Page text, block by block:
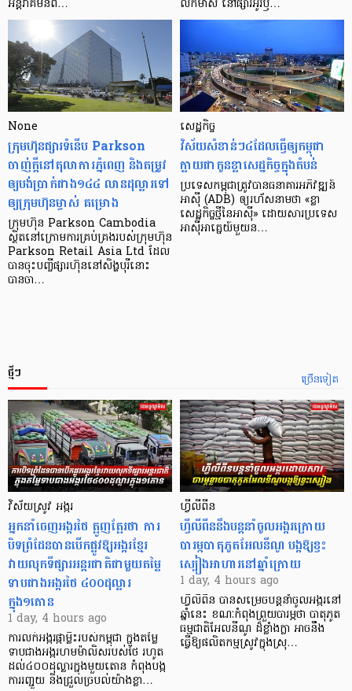
អន្តរាគមន៍​ព…
លក់​មាស នៅ​ផ្សារ​អូរ​ឫ…
None
ក្រុមហ៊ុនផ្សារទំនើប Parkson
ចាញ់ក្ដីនៅតុលាការភ្នំពេញ និងតម្រូវ
ឲ្យបង់ប្រាក់ជាង១៤៤ លានដុល្លារទៅ
ឲ្យក្រុមហ៊ុនម្ចាស់ គម្រោង
ក្រុមហ៊ុន Parkson Cambodia
ស្ថិតនៅក្រោមការគ្រប់គ្រងរបស់ក្រុមហ៊ុន
Parkson Retail Asia Ltd ដែល
បានចុះបញ្ចីផ្សារហ៊ុននៅសិង្ហបុរីនោះ
បានចា…
សេដ្ឋកិច្ច​
វិស័យ​សំខាន់ៗ​៤​ដែល​ធ្វើ​ឲ្យ​កម្ពុជា​
ក្លាយ​ជា​កូន​ខ្លា​សេដ្ឋកិច្ច​ក្នុង​តំបន់
ប្រទេស​កម្ពុជា​ត្រូវ​បាន​ធនាគារ​អភិវឌ្ឍន៍​
អាស៊ី (ADB) ឲ្យ​រហ័ស​នាមថា «ខ្លា​
សេដ្ឋកិច្ច​ថ្មី​នៃ​អាស៊ី» ដោយសារ​ប្រទេស​
អាស៊ី​អាគ្នេយ៍​មួយ​ន…
ច្រើនទៀត
ថ្មីៗ
វិស័យស្រូវ អង្ករ
អ្នកនាំចេញអង្ករថៃ ត្អូញត្អែរថា ការ
បិទព្រំដែនបានបើកផ្លូវឱ្យអង្ករខ្មែរ
វាយលុកទីផ្សារអន្តរជាតិជាមួយតម្លៃ
ទាបជាងអង្ករថៃ ៤០០ដុល្លារ
ក្នុង១តោន
1 day, 4 hours ago
ការលក់អង្ករផ្កាម្លិះរបស់កម្ពុជា ក្នុងតម្លៃ
ទាបជាងអង្ករហមម៉ាលិសរបស់ថៃ រហូត
ដល់៤០០ដុល្លារក្នុងមួយតោន កំពុងបង្ក
ការរញ្ជួយ និងជ្រួលច្របល់យ៉ាងខ្លា…
ហ្វីលីពីន
ហ្វីលីពីននឹងបន្តនាំចូលអង្ករក្រោយ
បារម្ភបាតុភូតអែលនីណូ បង្កឱ្យខ្វះ
ស្បៀងអាហារនៅឆ្នាំក្រោយ
1 day, 4 hours ago
ហ្វីលីពីន បាន​សម្រេចបន្តនាំចូលអង្ករនៅ
ឆ្នាំនេះ ខណៈកំពុងព្រួយបារម្ភថា បាតុភូត
ធម្មជាតិអែលនីណូ ដ៏ខ្លាំងក្លា​ អាចនឹង
ធ្វើឱ្យផលិតកម្មស្រូវក្នុងស្រុ…